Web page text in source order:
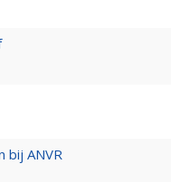
bij ANVR